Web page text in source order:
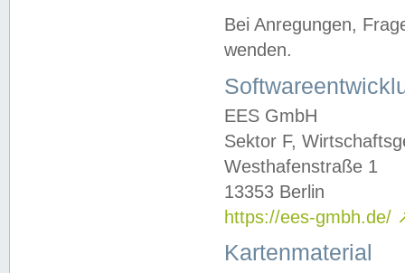
Bei Anregungen,
wenden.
EES GmbH
Sektor F,
Westhafenstraße 1
13353 Berlin
https://ees-gmbh.de/
Kartenmaterial